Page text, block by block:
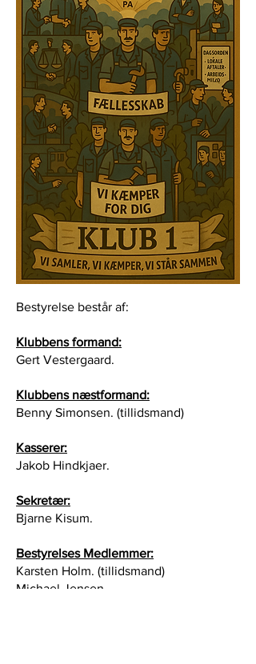
Bestyrelse består af:
​Klubbens formand:
Gert Vestergaard.
Klubbens næstformand:
Benny Simonsen. (tillidsmand)
Kasserer:
Jakob Hindkjaer.
Sekretær:
Bjarne Kisum.
Bestyrelses Medlemmer:
Karsten Holm. (tillidsmand)
Michael Jensen.